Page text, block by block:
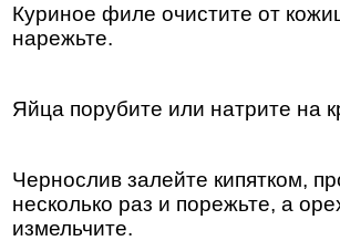
Куриное филе очистите от
нарежьте.
Яйца порубите или натрите на
Чернослив залейте кипятком,
несколько раз и порежьте, а
измельчите.